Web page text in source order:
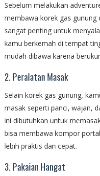
Sebelum melakukan
membawa korek gas gunung
sangat penting untuk
kamu berkemah di tempat
mudah dibawa karena
2. Peralatan Masak
Selain korek gas gunung,
masak seperti panci, wajan,
ini dibutuhkan untuk
bisa membawa kompor
lebih praktis dan cepat.
3. Pakaian Hangat